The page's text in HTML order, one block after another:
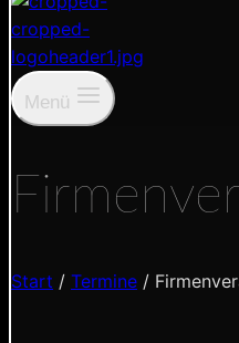
Menü
Start / Termine /